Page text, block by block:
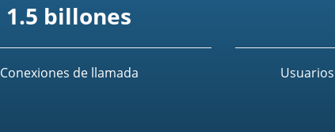
1.5 billones
Conexiones de llamada